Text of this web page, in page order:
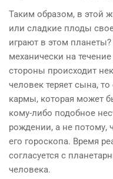
Таким образом, в этой
или сладкие плоды
играют в этом
механически на
стороны происходит
человек теряет сына,
кармы, которая может
кому-либо подобное
рождении, а не потому,
его гороскопа. Время
согласуется с
человека.